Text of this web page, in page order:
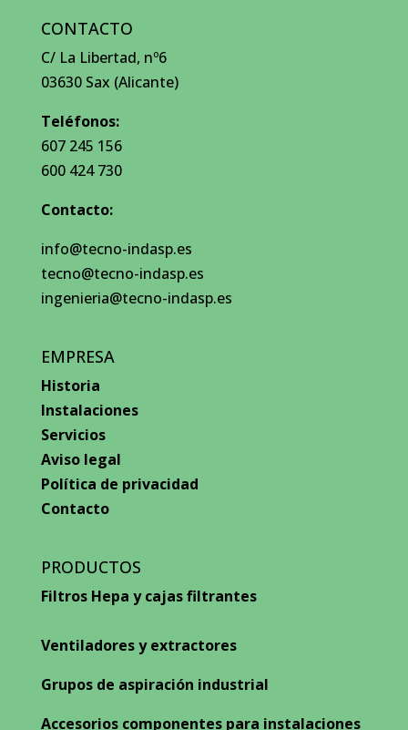
CONTACTO
C/ La Libertad, nº6
03630 Sax (Alicante)
Teléfonos:
607 245 156
600 424 730
Contacto:
info@tecno-indasp.es
tecno@tecno-indasp.es
ingenieria@tecno-indasp.es
EMPRESA
Historia
Instalaciones
Servicios
Aviso legal
Política de privacidad
Contacto
PRODUCTOS
Filtros Hepa y cajas filtrantes
Ventiladores y extractores
Grupos de aspiración industrial
Accesorios componentes para instalaciones